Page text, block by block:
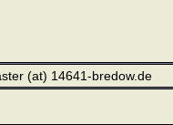
(at) 14641-bredow.de